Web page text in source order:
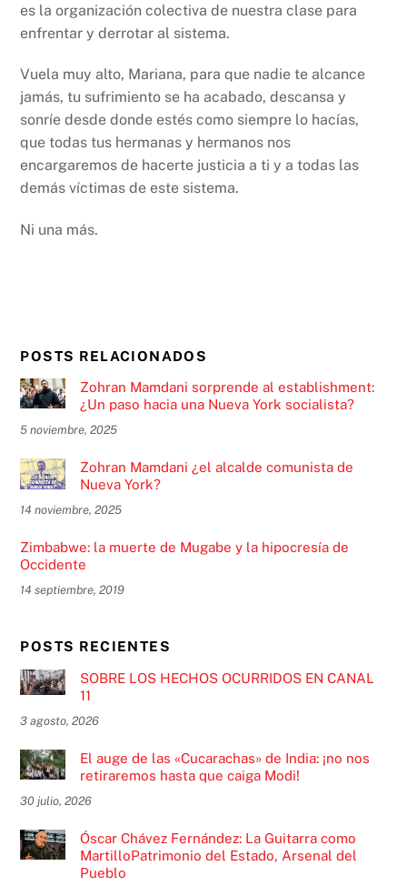
es la organización colectiva de nuestra clase para
enfrentar y derrotar al sistema.
Vuela muy alto, Mariana, para que nadie te alcance
jamás, tu sufrimiento se ha acabado, descansa y
sonríe desde donde estés como siempre lo hacías,
que todas tus hermanas y hermanos nos
encargaremos de hacerte justicia a ti y a todas las
demás víctimas de este sistema.
Ni una más.
POSTS RELACIONADOS
Zohran Mamdani sorprende al establishment:
¿Un paso hacia una Nueva York socialista?
5 noviembre, 2025
Zohran Mamdani ¿el alcalde comunista de
Nueva York?
14 noviembre, 2025
Zimbabwe: la muerte de Mugabe y la hipocresía de
Occidente
14 septiembre, 2019
POSTS RECIENTES
SOBRE LOS HECHOS OCURRIDOS EN CANAL
11
3 agosto, 2026
El auge de las «Cucarachas» de India: ¡no nos
retiraremos hasta que caiga Modi!
30 julio, 2026
Óscar Chávez Fernández: La Guitarra como
MartilloPatrimonio del Estado, Arsenal del
Pueblo